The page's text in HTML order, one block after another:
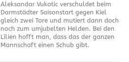
Aleksandar Vukotic verschuldet beim
Darmstädter Saisonstart gegen Kiel
gleich zwei Tore und mutiert dann doch
noch zum umjubelten Helden. Bei den
Lilien hofft man, dass das der ganzen
Mannschaft einen Schub gibt.